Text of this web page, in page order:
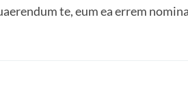
te, eum ea errem